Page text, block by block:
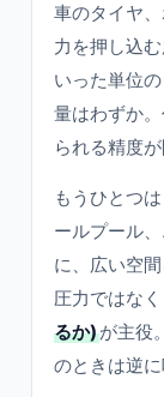
車のタイヤ
力を押し込
いった単位
量はわずか
られる精度が
もうひとつは
ールプール
に、広い空
圧力ではなく
るか)が主役
のときは逆